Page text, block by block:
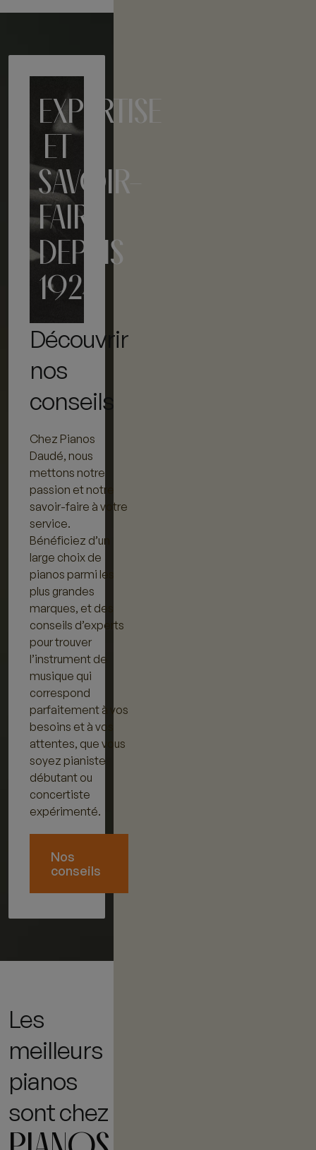
EXPERTISE
ET
SAVOIR-
FAIRE
DEPUIS
1924
Découvrir
nos
conseils
Chez Pianos
Daudé, nous
mettons notre
passion et notre
savoir-faire à votre
service.
Bénéficiez d’un
large choix de
pianos parmi les
plus grandes
marques, et des
conseils d’experts
pour trouver
l’instrument de
musique qui
correspond
parfaitement à vos
besoins et à vos
attentes, que vous
soyez pianiste
débutant ou
concertiste
expérimenté.
Nos
conseils
Les
meilleurs
pianos
sont chez